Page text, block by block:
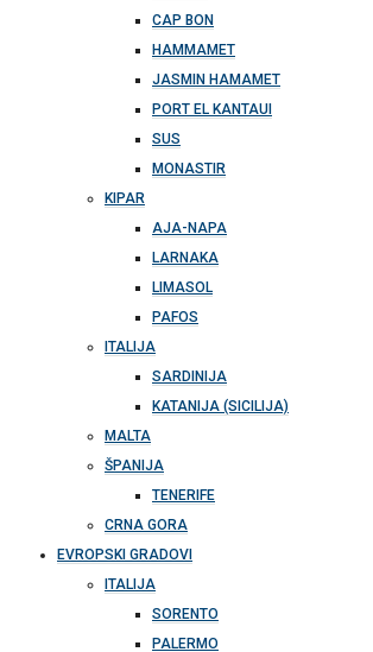
CAP BON
HAMMAMET
JASMIN HAMAMET
PORT EL KANTAUI
SUS
MONASTIR
KIPAR
AJA-NAPA
LARNAKA
LIMASOL
PAFOS
ITALIJA
SARDINIJA
KATANIJA (SICILIJA)
MALTA
ŠPANIJA
TENERIFE
CRNA GORA
EVROPSKI GRADOVI
ITALIJA
SORENTO
PALERMO